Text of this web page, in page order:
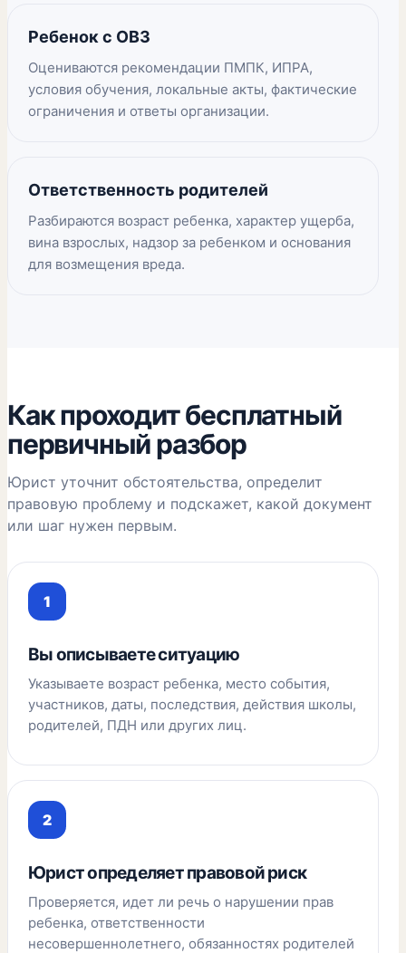
Ребенок с ОВЗ
Оцениваются рекомендации ПМПК, ИПРА,
условия обучения, локальные акты, фактические
ограничения и ответы организации.
Ответственность родителей
Разбираются возраст ребенка, характер ущерба,
вина взрослых, надзор за ребенком и основания
для возмещения вреда.
Как проходит бесплатный
первичный разбор
Юрист уточнит обстоятельства, определит
правовую проблему и подскажет, какой документ
или шаг нужен первым.
Вы описываете ситуацию
Указываете возраст ребенка, место события,
участников, даты, последствия, действия школы,
родителей, ПДН или других лиц.
Юрист определяет правовой риск
Проверяется, идет ли речь о нарушении прав
ребенка, ответственности
несовершеннолетнего, обязанностях родителей